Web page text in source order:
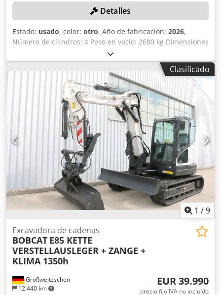
Detalles
Estado: usado, color: otro, Año de fabricación: 2026,
Número de cilindros: 4 Peso en vacío: 2680 kg Dimensiones
(largo x ancho x alto): 337 x 172 x 197 cm Sistema de
cambio rápido: sí Peso propio: 2680 kg Dimensiones de
transporte: 3378 x 1727 x 1972 mm Marca y modelo del
motor: Kubota V2403 Potencia: 36,5 kW / 48,9 CV Cilindros:
4 Tamaño de los neumáticos: ruedas delanteras y traseras:
30x10-16 Chsdpszrv Ulofx Ailsa Ancho de la pala: 1730 mm
Equipamiento: sistema de cambio rápido mecánico
Función adicional: Sin certificación ni registro CE Sin
documentación
Clasificado
1 /9
Großweitzschen
12.440 km
Excavadora de cadenas
BOBCAT E85 KETTE
VERSTELLAUSLEGER + ZANGE +
KLIMA 1350h
EUR 39.990
precio fijo IVA no incluído